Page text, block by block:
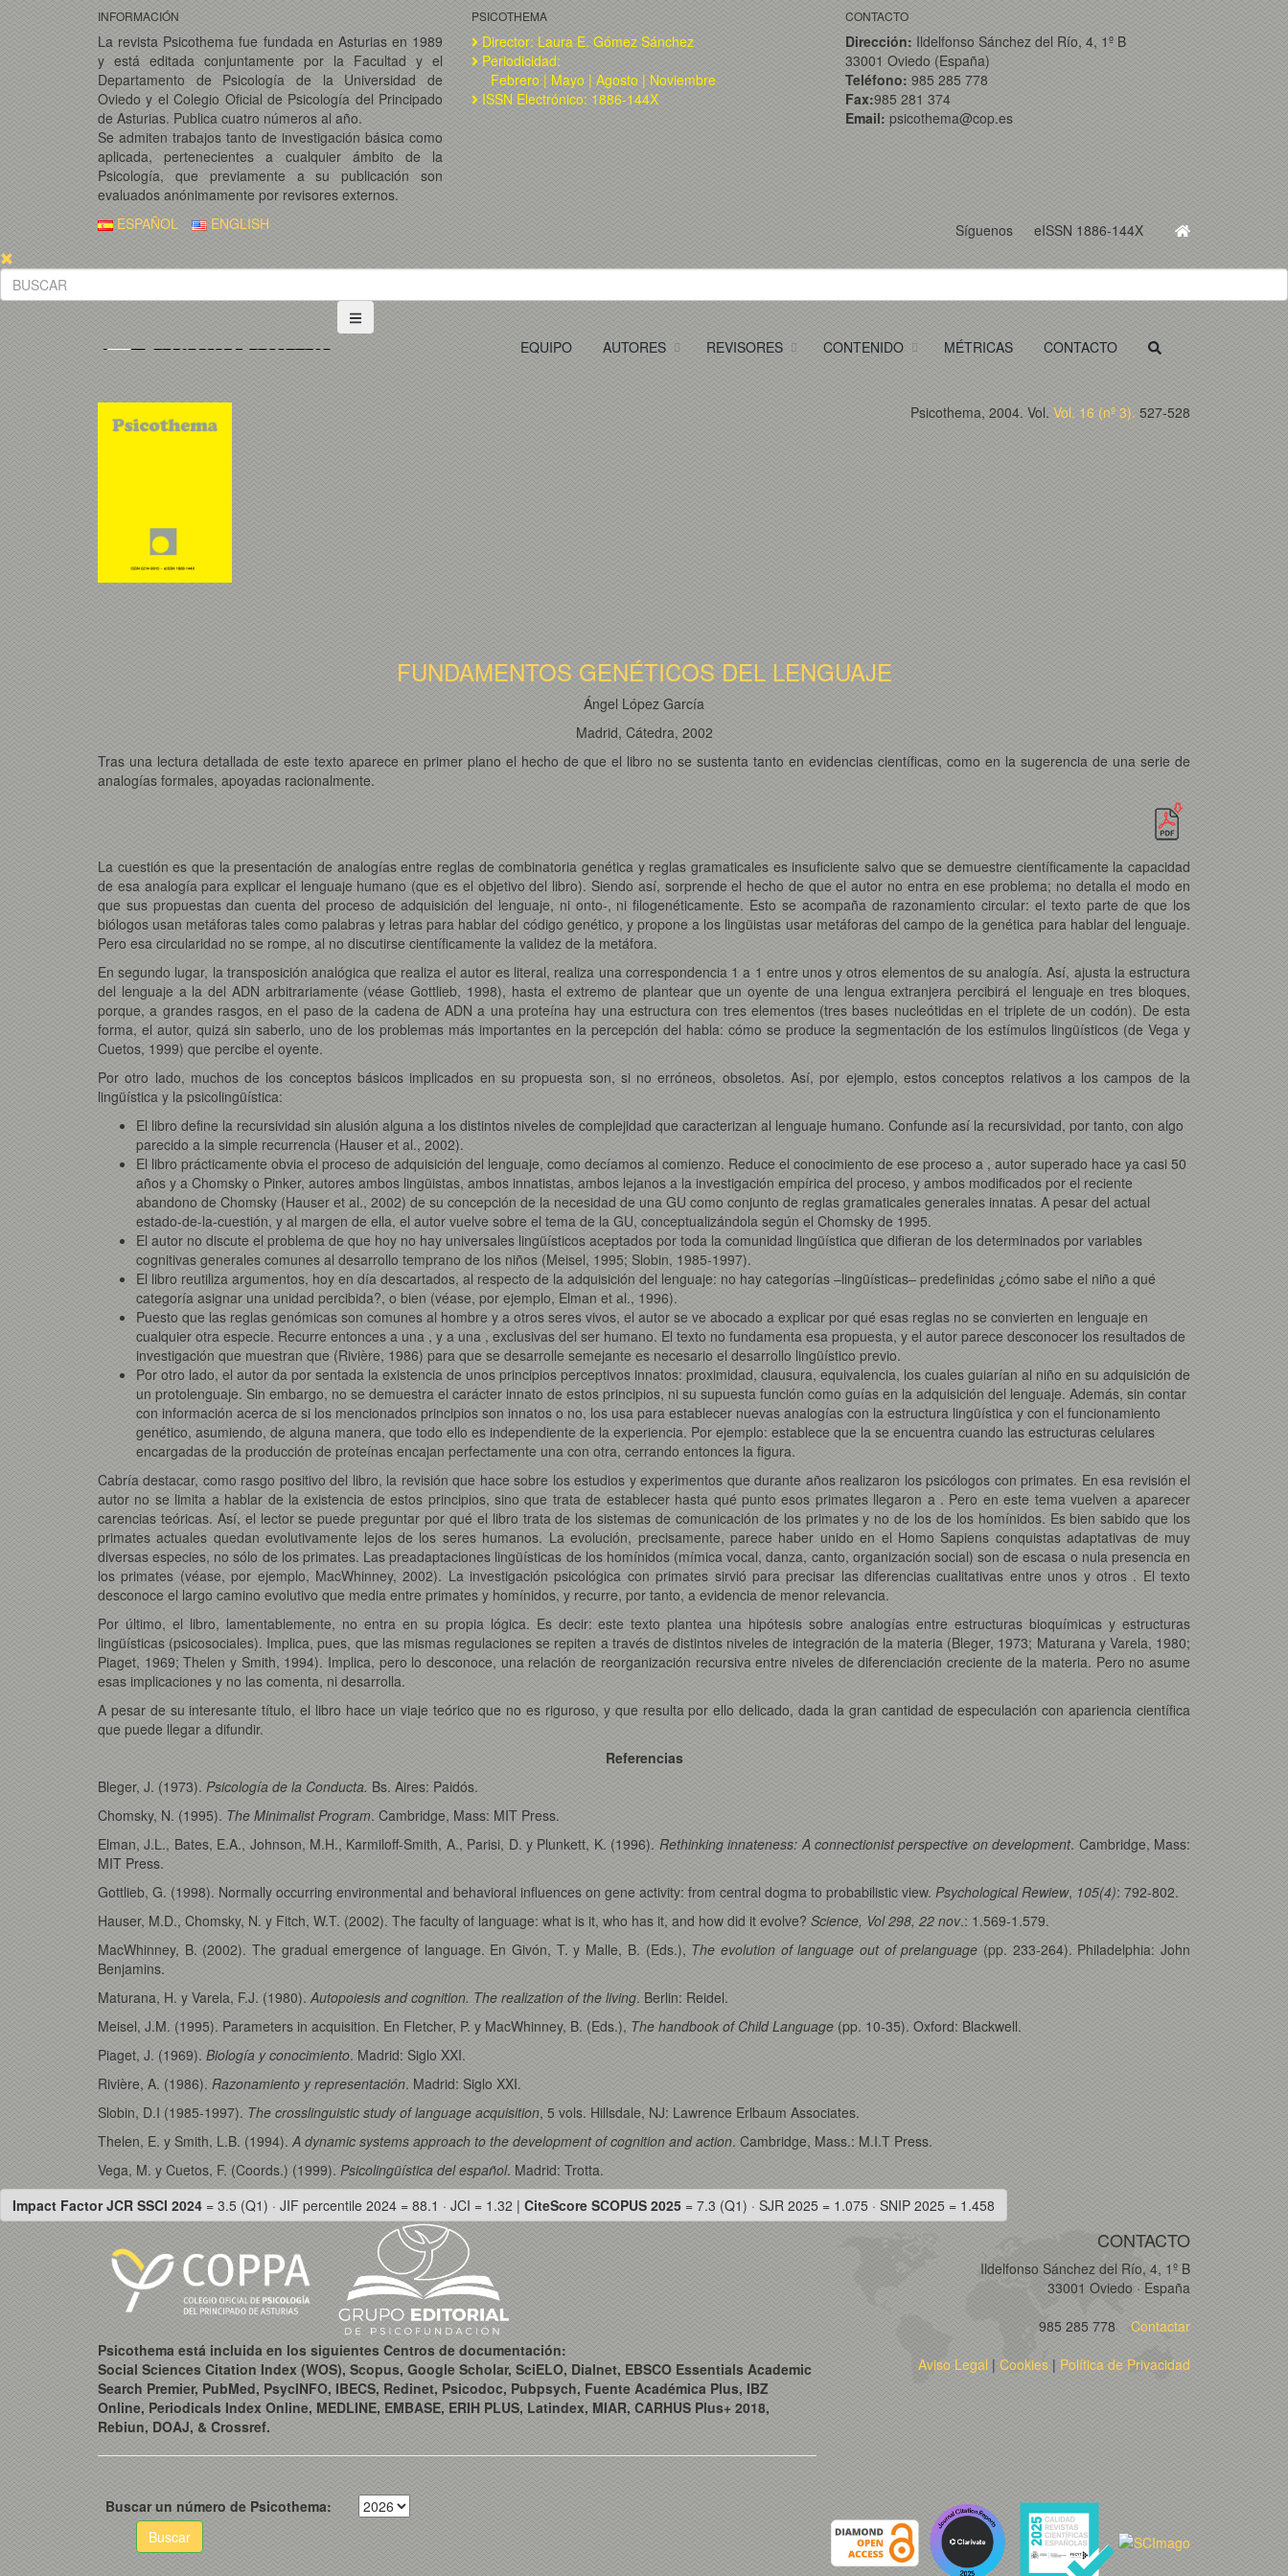
INFORMACIÓN
La revista Psicothema fue fundada en Asturias en 1989
y está editada conjuntamente por la Facultad y el
Departamento de Psicología de la Universidad de
Oviedo y el Colegio Oficial de Psicología del Principado
de Asturias. Publica cuatro números al año.
Se admiten trabajos tanto de investigación básica como
aplicada, pertenecientes a cualquier ámbito de la
Psicología, que previamente a su publicación son
evaluados anónimamente por revisores externos.
PSICOTHEMA
Director: Laura E. Gómez Sánchez
Periodicidad:
Febrero | Mayo | Agosto | Noviembre
ISSN Electrónico: 1886-144X
CONTACTO
Dirección: Ildelfonso Sánchez del Río, 4, 1º B
33001 Oviedo (España)
Teléfono: 985 285 778
Fax:985 281 374
Email: psicothema@cop.es
Síguenos eISSN 1886-144X
ESPAÑOL ENGLISH
EQUIPO AUTORES REVISORES CONTENIDO MÉTRICAS CONTACTO
Psicothema, 2004. Vol. Vol. 16 (nº 3). 527-528
FUNDAMENTOS GENÉTICOS DEL LENGUAJE
Ángel López García
Madrid, Cátedra, 2002
Tras una lectura detallada de este texto aparece en primer plano el hecho de que el libro no se sustenta tanto en evidencias científicas, como en la sugerencia de una serie de
analogías formales, apoyadas racionalmente.
La cuestión es que la presentación de analogías entre reglas de combinatoria genética y reglas gramaticales es insuficiente salvo que se demuestre científicamente la capacidad
de esa analogía para explicar el lenguaje humano (que es el objetivo del libro). Siendo así, sorprende el hecho de que el autor no entra en ese problema; no detalla el modo en
que sus propuestas dan cuenta del proceso de adquisición del lenguaje, ni onto-, ni filogenéticamente. Esto se acompaña de razonamiento circular: el texto parte de que los
biólogos usan metáforas tales como palabras y letras para hablar del código genético, y propone a los lingüistas usar metáforas del campo de la genética para hablar del lenguaje.
Pero esa circularidad no se rompe, al no discutirse científicamente la validez de la metáfora.
En segundo lugar, la transposición analógica que realiza el autor es literal, realiza una correspondencia 1 a 1 entre unos y otros elementos de su analogía. Así, ajusta la estructura
del lenguaje a la del ADN arbitrariamente (véase Gottlieb, 1998), hasta el extremo de plantear que un oyente de una lengua extranjera percibirá el lenguaje en tres bloques,
porque, a grandes rasgos, en el paso de la cadena de ADN a una proteína hay una estructura con tres elementos (tres bases nucleótidas en el triplete de un codón). De esta
forma, el autor, quizá sin saberlo, uno de los problemas más importantes en la percepción del habla: cómo se produce la segmentación de los estímulos lingüísticos (de Vega y
Cuetos, 1999) que percibe el oyente.
Por otro lado, muchos de los conceptos básicos implicados en su propuesta son, si no erróneos, obsoletos. Así, por ejemplo, estos conceptos relativos a los campos de la
lingüística y la psicolingüística:
El libro define la recursividad sin alusión alguna a los distintos niveles de complejidad que caracterizan al lenguaje humano. Confunde así la recursividad, por tanto, con algo
parecido a la simple recurrencia (Hauser et al., 2002).
El libro prácticamente obvia el proceso de adquisición del lenguaje, como decíamos al comienzo. Reduce el conocimiento de ese proceso a , autor superado hace ya casi 50
años y a Chomsky o Pinker, autores ambos lingüistas, ambos innatistas, ambos lejanos a la investigación empírica del proceso, y ambos modificados por el reciente
abandono de Chomsky (Hauser et al., 2002) de su concepción de la necesidad de una GU como conjunto de reglas gramaticales generales innatas. A pesar del actual
estado-de-la-cuestión, y al margen de ella, el autor vuelve sobre el tema de la GU, conceptualizándola según el Chomsky de 1995.
El autor no discute el problema de que hoy no hay universales lingüísticos aceptados por toda la comunidad lingüística que difieran de los determinados por variables
cognitivas generales comunes al desarrollo temprano de los niños (Meisel, 1995; Slobin, 1985-1997).
El libro reutiliza argumentos, hoy en día descartados, al respecto de la adquisición del lenguaje: no hay categorías –lingüísticas– predefinidas ¿cómo sabe el niño a qué
categoría asignar una unidad percibida?, o bien (véase, por ejemplo, Elman et al., 1996).
Puesto que las reglas genómicas son comunes al hombre y a otros seres vivos, el autor se ve abocado a explicar por qué esas reglas no se convierten en lenguaje en
cualquier otra especie. Recurre entonces a una , y a una , exclusivas del ser humano. El texto no fundamenta esa propuesta, y el autor parece desconocer los resultados de
investigación que muestran que (Rivière, 1986) para que se desarrolle semejante es necesario el desarrollo lingüístico previo.
Por otro lado, el autor da por sentada la existencia de unos principios perceptivos innatos: proximidad, clausura, equivalencia, los cuales guiarían al niño en su adquisición de
un protolenguaje. Sin embargo, no se demuestra el carácter innato de estos principios, ni su supuesta función como guías en la adquisición del lenguaje. Además, sin contar
con información acerca de si los mencionados principios son innatos o no, los usa para establecer nuevas analogías con la estructura lingüística y con el funcionamiento
genético, asumiendo, de alguna manera, que todo ello es independiente de la experiencia. Por ejemplo: establece que la se encuentra cuando las estructuras celulares
encargadas de la producción de proteínas encajan perfectamente una con otra, cerrando entonces la figura.
Cabría destacar, como rasgo positivo del libro, la revisión que hace sobre los estudios y experimentos que durante años realizaron los psicólogos con primates. En esa revisión el
autor no se limita a hablar de la existencia de estos principios, sino que trata de establecer hasta qué punto esos primates llegaron a . Pero en este tema vuelven a aparecer
carencias teóricas. Así, el lector se puede preguntar por qué el libro trata de los sistemas de comunicación de los primates y no de los de los homínidos. Es bien sabido que los
primates actuales quedan evolutivamente lejos de los seres humanos. La evolución, precisamente, parece haber unido en el Homo Sapiens conquistas adaptativas de muy
diversas especies, no sólo de los primates. Las preadaptaciones lingüísticas de los homínidos (mímica vocal, danza, canto, organización social) son de escasa o nula presencia en
los primates (véase, por ejemplo, MacWhinney, 2002). La investigación psicológica con primates sirvió para precisar las diferencias cualitativas entre unos y otros . El texto
desconoce el largo camino evolutivo que media entre primates y homínidos, y recurre, por tanto, a evidencia de menor relevancia.
Por último, el libro, lamentablemente, no entra en su propia lógica. Es decir: este texto plantea una hipótesis sobre analogías entre estructuras bioquímicas y estructuras
lingüísticas (psicosociales). Implica, pues, que las mismas regulaciones se repiten a través de distintos niveles de integración de la materia (Bleger, 1973; Maturana y Varela, 1980;
Piaget, 1969; Thelen y Smith, 1994). Implica, pero lo desconoce, una relación de reorganización recursiva entre niveles de diferenciación creciente de la materia. Pero no asume
esas implicaciones y no las comenta, ni desarrolla.
A pesar de su interesante título, el libro hace un viaje teórico que no es riguroso, y que resulta por ello delicado, dada la gran cantidad de especulación con apariencia científica
que puede llegar a difundir.
Referencias
Bleger, J. (1973). Psicología de la Conducta. Bs. Aires: Paidós.
Chomsky, N. (1995). The Minimalist Program. Cambridge, Mass: MIT Press.
Elman, J.L., Bates, E.A., Johnson, M.H., Karmiloff-Smith, A., Parisi, D. y Plunkett, K. (1996). Rethinking innateness: A connectionist perspective on development. Cambridge, Mass:
MIT Press.
Gottlieb, G. (1998). Normally occurring environmental and behavioral influences on gene activity: from central dogma to probabilistic view. Psychological Rewiew, 105(4): 792-802.
Hauser, M.D., Chomsky, N. y Fitch, W.T. (2002). The faculty of language: what is it, who has it, and how did it evolve? Science, Vol 298, 22 nov.: 1.569-1.579.
MacWhinney, B. (2002). The gradual emergence of language. En Givón, T. y Malle, B. (Eds.), The evolution of language out of prelanguage (pp. 233-264). Philadelphia: John
Benjamins.
Maturana, H. y Varela, F.J. (1980). Autopoiesis and cognition. The realization of the living. Berlin: Reidel.
Meisel, J.M. (1995). Parameters in acquisition. En Fletcher, P. y MacWhinney, B. (Eds.), The handbook of Child Language (pp. 10-35). Oxford: Blackwell.
Piaget, J. (1969). Biología y conocimiento. Madrid: Siglo XXI.
Rivière, A. (1986). Razonamiento y representación. Madrid: Siglo XXI.
Slobin, D.I (1985-1997). The crosslinguistic study of language acquisition, 5 vols. Hillsdale, NJ: Lawrence Erlbaum Associates.
Thelen, E. y Smith, L.B. (1994). A dynamic systems approach to the development of cognition and action. Cambridge, Mass.: M.I.T Press.
Vega, M. y Cuetos, F. (Coords.) (1999). Psicolingüística del español. Madrid: Trotta.
Impact Factor JCR SSCI 2024 = 3.5 (Q1) · JIF percentile 2024 = 88.1 · JCI = 1.32 | CiteScore SCOPUS 2025 = 7.3 (Q1) · SJR 2025 = 1.075 · SNIP 2025 = 1.458
Psicothema está incluida en los siguientes Centros de documentación:
Social Sciences Citation Index (WOS), Scopus, Google Scholar, SciELO, Dialnet, EBSCO Essentials Academic
Search Premier, PubMed, PsycINFO, IBECS, Redinet, Psicodoc, Pubpsych, Fuente Académica Plus, IBZ
Online, Periodicals Index Online, MEDLINE, EMBASE, ERIH PLUS, Latindex, MIAR, CARHUS Plus+ 2018,
Rebiun, DOAJ, & Crossref.
CONTACTO
Ildelfonso Sánchez del Río, 4, 1º B
33001 Oviedo · España
985 285 778 Contactar
Aviso Legal | Cookies | Política de Privacidad
Buscar un número de Psicothema:
Buscar